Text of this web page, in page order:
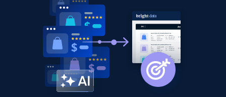
375+ Comece agora
Amazon products global dataset -
Collecting products by keyword search